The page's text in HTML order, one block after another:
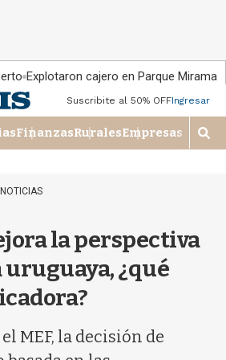
Explotaron cajero en Parque Miramar
Suscribite al 50% OFFIngresar
FinanzasRuralesEmpresas
M
o
NOTICIAS
la perspectiva
uruguaya, ¿qué
MEF, la decisión de